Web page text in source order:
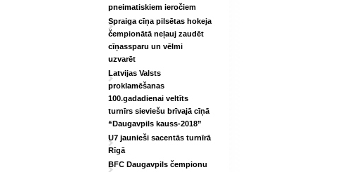
pneimatiskiem ieročiem
Spraiga cīņa pilsētas hokeja
čempionātā neļauj zaudēt
cīņassparu un vēlmi
uzvarēt
Latvijas Valsts
proklamēšanas
100.gadadienai veltīts
turnīrs sieviešu brīvajā cīņā
“Daugavpils kauss-2018”
U7 jaunieši sacentās turnīrā
Rīgā
BFC Daugavpils čempionu